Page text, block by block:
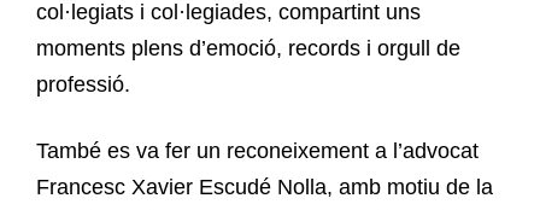
col·legiats i col·legiades, compartint uns
moments plens d’emoció, records i orgull de
professió.
També es va fer un reconeixement a l’advocat
Francesc Xavier Escudé Nolla, amb motiu de la